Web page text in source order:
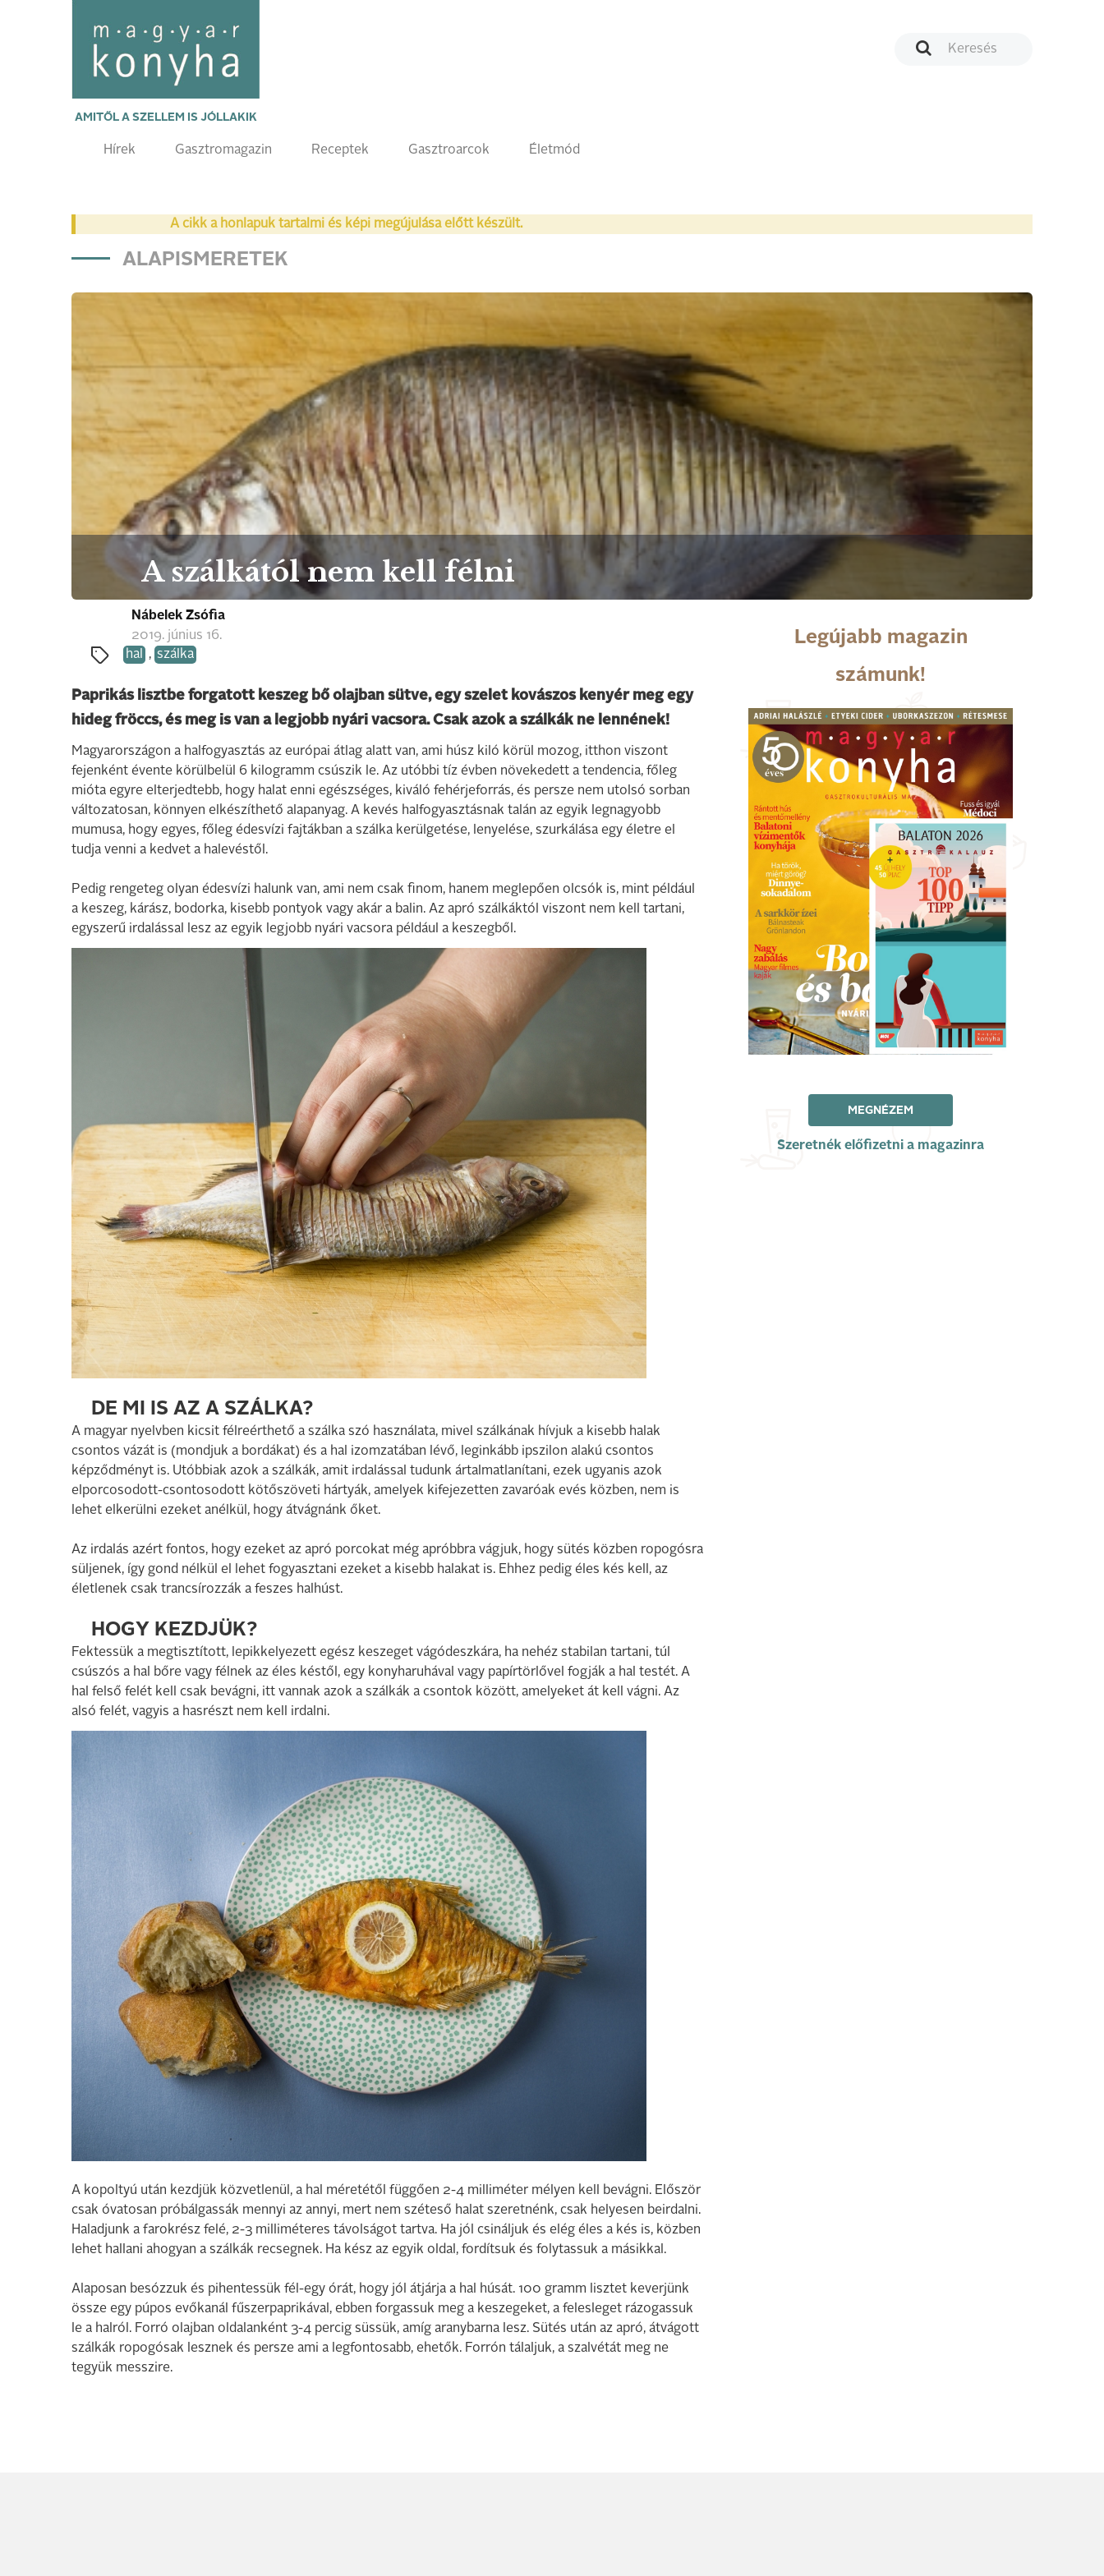
AMITŐL A SZELLEM IS JÓLLAKIK
Hírek Gasztromagazin Receptek Gasztroarcok Életmód
A cikk a honlapuk tartalmi és képi megújulása előtt készült.
ALAPISMERETEK
A szálkától nem kell félni
Nábelek Zsófia
2019. június 16.
hal
, szálka
Paprikás lisztbe forgatott keszeg bő olajban sütve, egy szelet kovászos kenyér meg egy
hideg fröccs, és meg is van a legjobb nyári vacsora. Csak azok a szálkák ne lennének!
Magyarországon a halfogyasztás az európai átlag alatt van, ami húsz kiló körül mozog, itthon viszont
fejenként évente körülbelül 6 kilogramm csúszik le. Az utóbbi tíz évben növekedett a tendencia, főleg
mióta egyre elterjedtebb, hogy halat enni egészséges, kiváló fehérjeforrás, és persze nem utolsó sorban
változatosan, könnyen elkészíthető alapanyag. A kevés halfogyasztásnak talán az egyik legnagyobb
mumusa, hogy egyes, főleg édesvízi fajtákban a szálka kerülgetése, lenyelése, szurkálása egy életre el
tudja venni a kedvet a halevéstől.
Pedig rengeteg olyan édesvízi halunk van, ami nem csak finom, hanem meglepően olcsók is, mint például
a keszeg, kárász, bodorka, kisebb pontyok vagy akár a balin. Az apró szálkáktól viszont nem kell tartani,
egyszerű irdalással lesz az egyik legjobb nyári vacsora például a keszegből.
DE MI IS AZ A SZÁLKA?
A magyar nyelvben kicsit félreérthető a szálka szó használata, mivel szálkának hívjuk a kisebb halak
csontos vázát is (mondjuk a bordákat) és a hal izomzatában lévő, leginkább ipszilon alakú csontos
képződményt is. Utóbbiak azok a szálkák, amit irdalással tudunk ártalmatlanítani, ezek ugyanis azok
elporcosodott-csontosodott kötőszöveti hártyák, amelyek kifejezetten zavaróak evés közben, nem is
lehet elkerülni ezeket anélkül, hogy átvágnánk őket.
Az irdalás azért fontos, hogy ezeket az apró porcokat még apróbbra vágjuk, hogy sütés közben ropogósra
süljenek, így gond nélkül el lehet fogyasztani ezeket a kisebb halakat is. Ehhez pedig éles kés kell, az
életlenek csak trancsírozzák a feszes halhúst.
HOGY KEZDJÜK?
Fektessük a megtisztított, lepikkelyezett egész keszeget vágódeszkára, ha nehéz stabilan tartani, túl
csúszós a hal bőre vagy félnek az éles késtől, egy konyharuhával vagy papírtörlővel fogják a hal testét. A
hal felső felét kell csak bevágni, itt vannak azok a szálkák a csontok között, amelyeket át kell vágni. Az
alsó felét, vagyis a hasrészt nem kell irdalni.
A kopoltyú után kezdjük közvetlenül, a hal méretétől függően 2-4 milliméter mélyen kell bevágni. Először
csak óvatosan próbálgassák mennyi az annyi, mert nem széteső halat szeretnénk, csak helyesen beirdalni.
Haladjunk a farokrész felé, 2-3 milliméteres távolságot tartva. Ha jól csináljuk és elég éles a kés is, közben
lehet hallani ahogyan a szálkák recsegnek. Ha kész az egyik oldal, fordítsuk és folytassuk a másikkal.
Alaposan besózzuk és pihentessük fél-egy órát, hogy jól átjárja a hal húsát. 100 gramm lisztet keverjünk
össze egy púpos evőkanál fűszerpaprikával, ebben forgassuk meg a keszegeket, a felesleget rázogassuk
le a halról. Forró olajban oldalanként 3-4 percig süssük, amíg aranybarna lesz. Sütés után az apró, átvágott
szálkák ropogósak lesznek és persze ami a legfontosabb, ehetők. Forrón tálaljuk, a szalvétát meg ne
tegyük messzire.
Legújabb magazin
számunk!
MEGNÉZEM
Szeretnék előfizetni a magazinra